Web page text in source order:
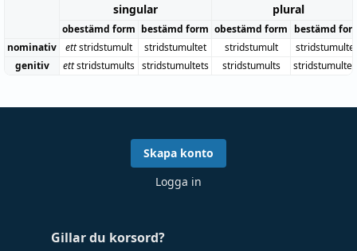
singular
plural
obestämd form bestämd form obestämd form bestämd
nominativ
ettstridstumult stridstumultet stridstumult
genitiv
ettstridstumults stridstumultets stridstumults
Gillar du korsord?
Skapa konto
Logga in